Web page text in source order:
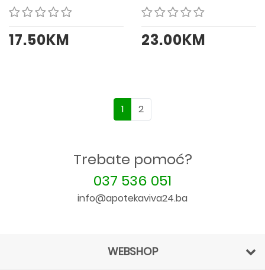
17.50KM 23.00KM
1 2
Trebate pomoć?
037 536 051
info@apotekaviva24.ba
WEBSHOP